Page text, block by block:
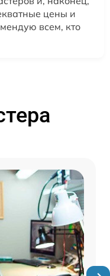
цены и
всем, кто